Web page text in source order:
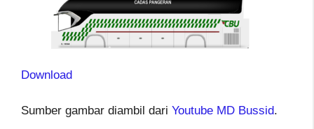
Download
Sumber gambar diambil dari Youtube MD Bussid.